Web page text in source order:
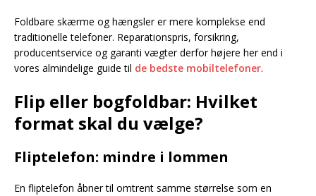
Foldbare skærme og hængsler er mere komplekse end
traditionelle telefoner. Reparationspris, forsikring,
producentservice og garanti vægter derfor højere her end i
vores almindelige guide til de bedste mobiltelefoner.
Flip eller bogfoldbar: Hvilket
format skal du vælge?
Fliptelefon: mindre i lommen
En fliptelefon åbner til omtrent samme størrelse som en